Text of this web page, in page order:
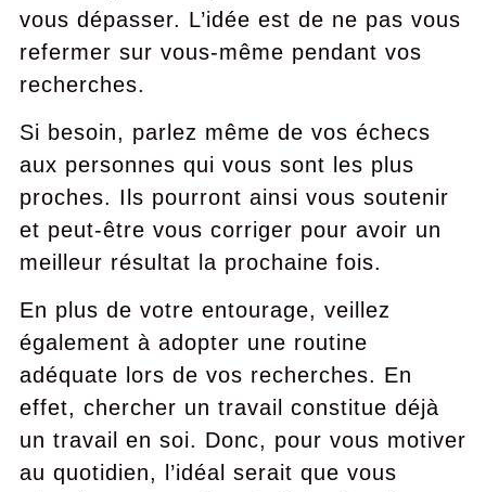
vous dépasser. L’idée est de ne pas vous
refermer sur vous-même pendant vos
recherches.
Si besoin, parlez même de vos échecs
aux personnes qui vous sont les plus
proches. Ils pourront ainsi vous soutenir
et peut-être vous corriger pour avoir un
meilleur résultat la prochaine fois.
En plus de votre entourage, veillez
également à adopter une routine
adéquate lors de vos recherches. En
effet, chercher un travail constitue déjà
un travail en soi. Donc, pour vous motiver
au quotidien, l’idéal serait que vous